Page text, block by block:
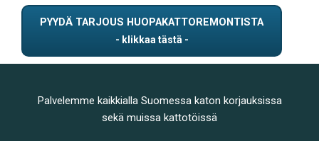
PYYDÄ TARJOUS HUOPAKATTOREMONTISTA
Palvelemme kaikkialla Suomessa katon korjauksissa
sekä muissa kattotöissä